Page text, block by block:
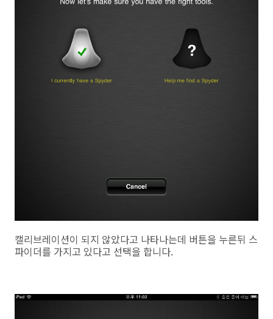
캘리브레이션이 되지 않았다고 나타나는데 버튼을 누른뒤 스
파이더를 가지고 있다고 선택을 합니다.